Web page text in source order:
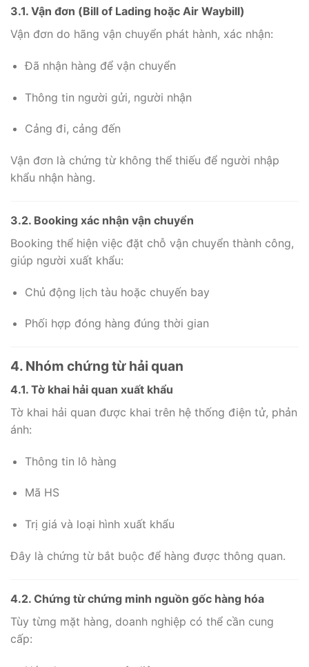
3.1. Vận đơn (Bill of Lading hoặc Air Waybill)
Vận đơn do hãng vận chuyển phát hành, xác nhận:
Đã nhận hàng để vận chuyển
Thông tin người gửi, người nhận
Cảng đi, cảng đến
Vận đơn là chứng từ không thể thiếu để người nhập
khẩu nhận hàng.
3.2. Booking xác nhận vận chuyển
Booking thể hiện việc đặt chỗ vận chuyển thành công,
giúp người xuất khẩu:
Chủ động lịch tàu hoặc chuyến bay
Phối hợp đóng hàng đúng thời gian
4. Nhóm chứng từ hải quan
4.1. Tờ khai hải quan xuất khẩu
Tờ khai hải quan được khai trên hệ thống điện tử, phản
ánh:
Thông tin lô hàng
Mã HS
Trị giá và loại hình xuất khẩu
Đây là chứng từ bắt buộc để hàng được thông quan.
4.2. Chứng từ chứng minh nguồn gốc hàng hóa
Tùy từng mặt hàng, doanh nghiệp có thể cần cung
cấp: